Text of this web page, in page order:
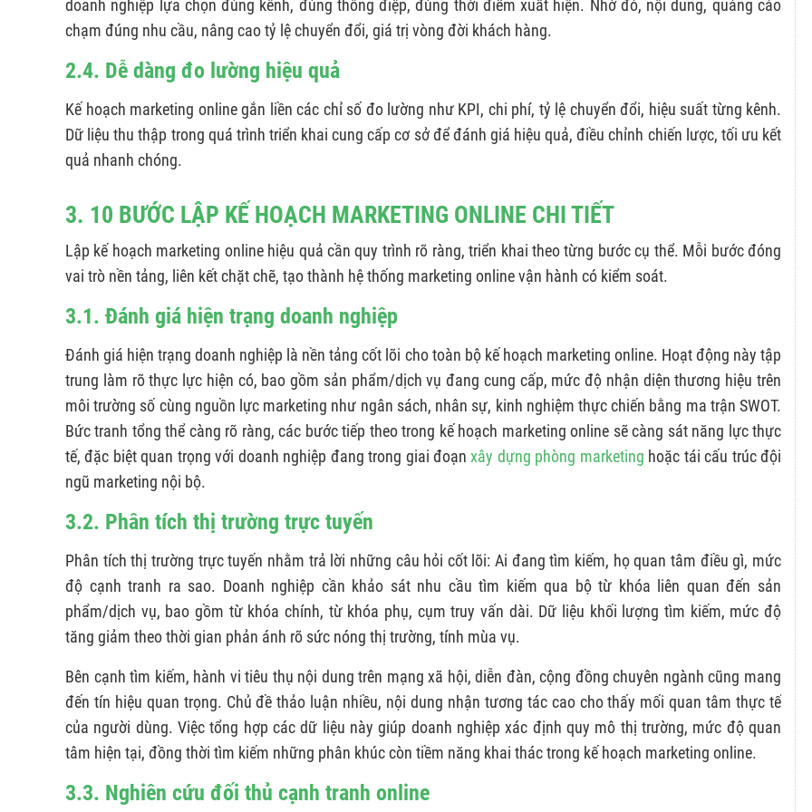
doanh nghiệp lựa chọn đúng kênh, đúng thông điệp, đúng thời điểm xuất hiện. Nhờ đó, nội dung, quảng cáo
chạm đúng nhu cầu, nâng cao tỷ lệ chuyển đổi, giá trị vòng đời khách hàng.
2.4. Dễ dàng đo lường hiệu quả
Kế hoạch marketing online gắn liền các chỉ số đo lường như KPI, chi phí, tỷ lệ chuyển đổi, hiệu suất từng kênh.
Dữ liệu thu thập trong quá trình triển khai cung cấp cơ sở để đánh giá hiệu quả, điều chỉnh chiến lược, tối ưu kết
quả nhanh chóng.
3. 10 BƯỚC LẬP KẾ HOẠCH MARKETING ONLINE CHI TIẾT
Lập kế hoạch marketing online hiệu quả cần quy trình rõ ràng, triển khai theo từng bước cụ thể. Mỗi bước đóng
vai trò nền tảng, liên kết chặt chẽ, tạo thành hệ thống marketing online vận hành có kiểm soát.
3.1. Đánh giá hiện trạng doanh nghiệp
Đánh giá hiện trạng doanh nghiệp là nền tảng cốt lõi cho toàn bộ kế hoạch marketing online. Hoạt động này tập
trung làm rõ thực lực hiện có, bao gồm sản phẩm/dịch vụ đang cung cấp, mức độ nhận diện thương hiệu trên
môi trường số cùng nguồn lực marketing như ngân sách, nhân sự, kinh nghiệm thực chiến bằng ma trận SWOT.
Bức tranh tổng thể càng rõ ràng, các bước tiếp theo trong kế hoạch marketing online sẽ càng sát năng lực thực
tế, đặc biệt quan trọng với doanh nghiệp đang trong giai đoạnxây dựng phòng marketing hoặc tái cấu trúc đội
ngũ marketing nội bộ.
3.2. Phân tích thị trường trực tuyến
Phân tích thị trường trực tuyến nhằm trả lời những câu hỏi cốt lõi: Ai đang tìm kiếm, họ quan tâm điều gì, mức
độ cạnh tranh ra sao. Doanh nghiệp cần khảo sát nhu cầu tìm kiếm qua bộ từ khóa liên quan đến sản
phẩm/dịch vụ, bao gồm từ khóa chính, từ khóa phụ, cụm truy vấn dài. Dữ liệu khối lượng tìm kiếm, mức độ
tăng giảm theo thời gian phản ánh rõ sức nóng thị trường, tính mùa vụ.
Bên cạnh tìm kiếm, hành vi tiêu thụ nội dung trên mạng xã hội, diễn đàn, cộng đồng chuyên ngành cũng mang
đến tín hiệu quan trọng. Chủ đề thảo luận nhiều, nội dung nhận tương tác cao cho thấy mối quan tâm thực tế
của người dùng. Việc tổng hợp các dữ liệu này giúp doanh nghiệp xác định quy mô thị trường, mức độ quan
tâm hiện tại, đồng thời tìm kiếm những phân khúc còn tiềm năng khai thác trong kế hoạch marketing online.
3.3. Nghiên cứu đối thủ cạnh tranh online